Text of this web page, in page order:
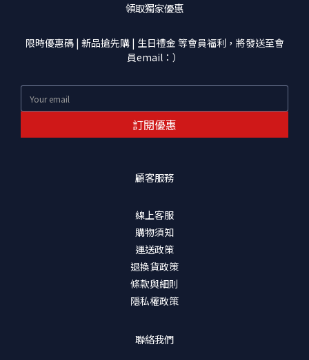
領取獨家優惠
限時優惠碼 | 新品搶先購 | 生日禮金 等會員福利，將發送至會
員email：）
訂閱優惠
顧客服務
線上客服
購物須知
運送政策
退換貨政策
條款與細則
隱私權政策
聯絡我們